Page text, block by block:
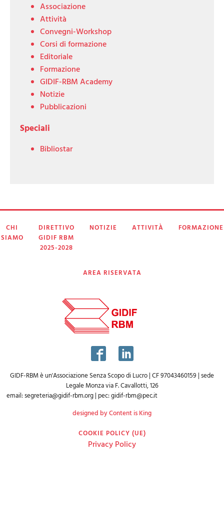
Associazione
Attività
Convegni-Workshop
Corsi di formazione
Editoriale
Formazione
GIDIF-RBM Academy
Notizie
Pubblicazioni
Speciali
Bibliostar
CHI
SIAMO
DIRETTIVO
GIDIF RBM
2025-2028
NOTIZIE ATTIVITÀ FORMAZIONE
AREA RISERVATA
GIDF-RBM è un'Associazione Senza Scopo di Lucro | CF 97043460159 | sede
Legale Monza via F. Cavallotti, 126
email:segreteria@gidif-rbm.org| pec:gidif-rbm@pec.it
designed by Content is King
COOKIE POLICY (UE)
Privacy Policy